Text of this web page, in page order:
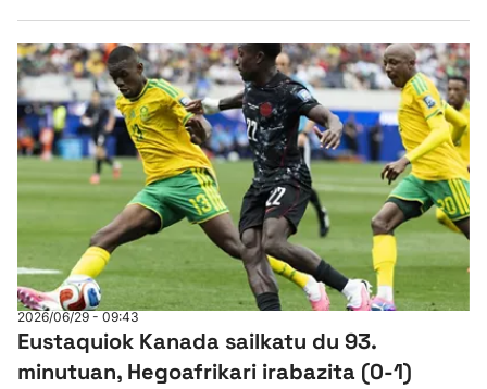
2026/06/29 - 09:43
Eustaquiok Kanada sailkatu du 93.
minutuan, Hegoafrikari irabazita (0-1)